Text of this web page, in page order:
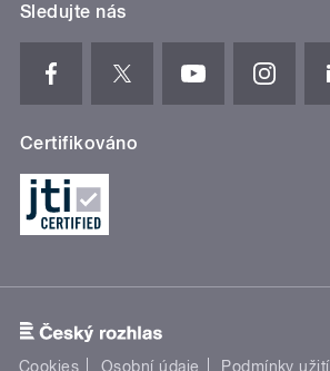
Sledujte nás
Certifikováno
Cookies Osobní údaje Podmínky užití